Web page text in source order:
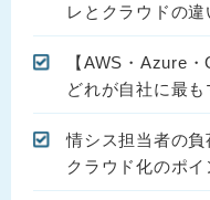
レとクラウドの違
【AWS・Azure
どれが自社に最も
情シス担当者の
クラウド化のポイ